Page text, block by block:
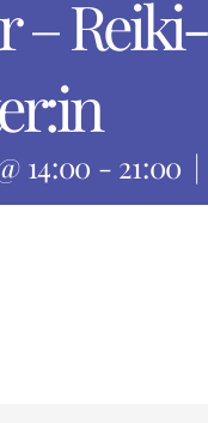
– Reiki-
14:00 - 21:00 |